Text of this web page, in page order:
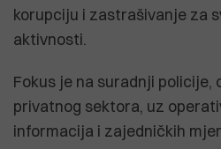
korupciju i zastrašivanje za
aktivnosti.
Fokus je na suradnji policije,
privatnog sektora, uz
informacija i zajedničkih